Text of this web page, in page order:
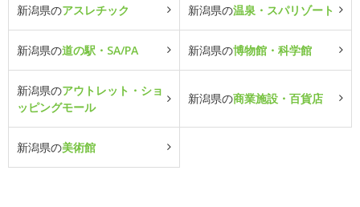
新潟県のアスレチック 新潟県の温泉・スパリゾート
新潟県の道の駅・SA/PA 新潟県の博物館・科学館
新潟県のアウトレット・ショ
ッピングモール
新潟県の商業施設・百貨店
新潟県の美術館